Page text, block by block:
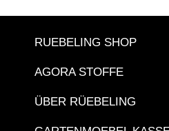
RUEBELING SHOP
AGORA STOFFE
ÜBER RÜEBELING